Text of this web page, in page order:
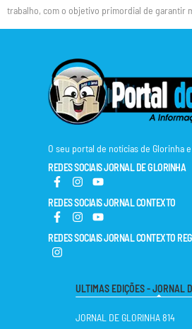
trabalho, com o objetivo primordial de
O seu portal de notícias de Glorinha e
REDES SOCIAIS JORNAL DE GLORINHA
REDES SOCIAIS JORNAL CONTEXTO
REDES SOCIAIS JORNAL CONTEXTO
ULTIMAS EDIÇÕES - JORNAL
JORNAL DE GLORINHA 814